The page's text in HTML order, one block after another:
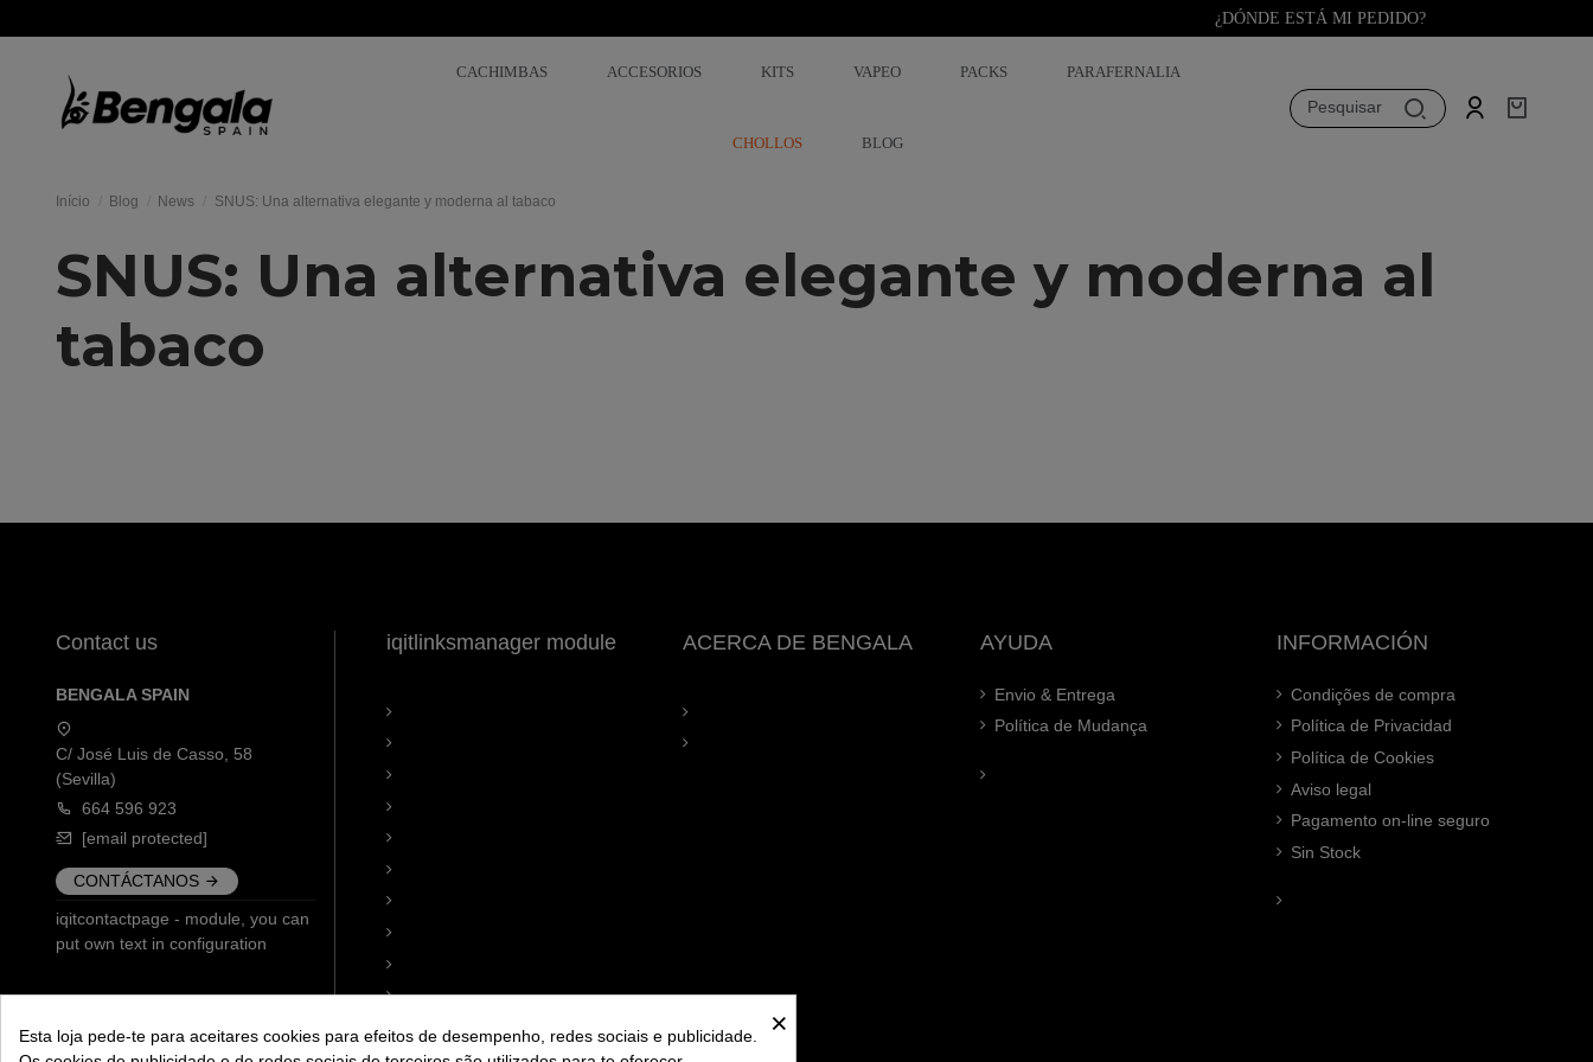
¿DÓNDE ESTÁ MI PEDIDO?
CACHIMBAS ACCESORIOS KITS VAPEO PACKS PARAFERNALIA
CHOLLOS BLOG
Pesquisar
Início Blog News SNUS: Una alternativa elegante y moderna al tabaco
SNUS: Una alternativa elegante y moderna al
tabaco
Contact us
BENGALA SPAIN
C/ José Luis de Casso, 58
(Sevilla)
664 596 923
[email protected]
CONTÁCTANOS
iqitcontactpage - module, you can
put own text in configuration
iqitlinksmanager module ACERCA DE BENGALA AYUDA
Envio & Entrega
Política de Mudança
INFORMACIÓN
Condições de compra
Política de Privacidad
Política de Cookies
Aviso legal
Pagamento on-line seguro
Sin Stock
×
Esta loja pede-te para aceitares cookies para efeitos de desempenho, redes sociais e publicidade.